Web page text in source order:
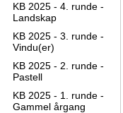
KB 2025 - 4. runde -
Landskap
KB 2025 - 3. runde -
Vindu(er)
KB 2025 - 2. runde -
Pastell
KB 2025 - 1. runde -
Gammel årgang